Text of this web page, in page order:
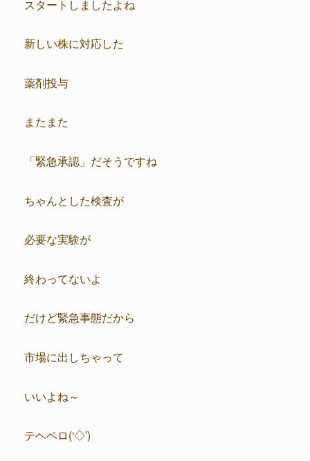
スタートしましたよね
新しい株に対応した
薬剤投与
またまた
「緊急承認」だそうですね
ちゃんとした検査が
必要な実験が
終わってないよ
だけど緊急事態だから
市場に出しちゃって
いいよね～
テヘペロ(‘◇’)ゞ